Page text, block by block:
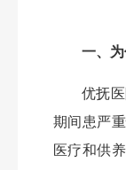
一、
优抚
期间患严
医疗和供